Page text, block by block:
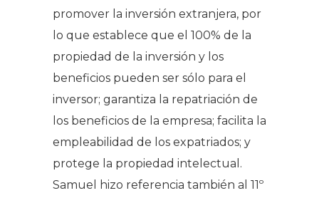
promover la inversión extranjera, por
lo que establece que el 100% de la
propiedad de la inversión y los
beneficios pueden ser sólo para el
inversor; garantiza la repatriación de
los beneficios de la empresa; facilita la
empleabilidad de los expatriados; y
protege la propiedad intelectual.
Samuel hizo referencia también al 11º